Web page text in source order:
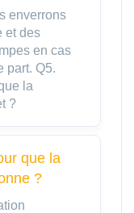
enverrons
et des
en cas
part. Q5.
la
?
que la
?